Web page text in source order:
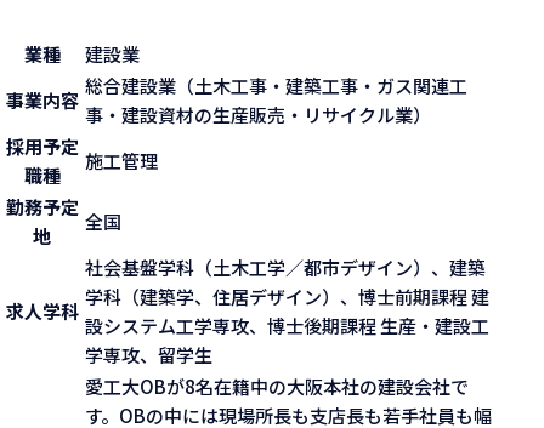
業種
建設業
事業内容
総合建設業（土木工事・建築工事・ガス関連工
事・建設資材の生産販売・リサイクル業）
採用予定
職種
施工管理
勤務予定
地
全国
求人学科
社会基盤学科（土木工学／都市デザイン）、建築
学科（建築学、住居デザイン）、博士前期課程 建
設システム工学専攻、博士後期課程 生産・建設工
学専攻、留学生
愛工大OBが8名在籍中の大阪本社の建設会社で
す。OBの中には現場所長も支店長も若手社員も幅